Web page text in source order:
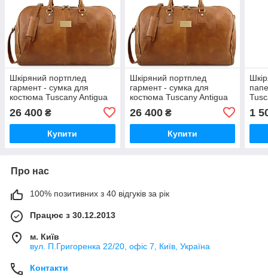
Шкіряний портплед
гармент - сумка для
костюма Tuscany Antigua
26 400 ₴
Купити
Шкіряний портплед
гармент - сумка для
костюма Tuscany Antigua
26 400₴
Купити
1
Про нас
100% позитивних з 40 відгуків за рік
Працює з 30.12.2013
м. Київ
вул. П.Григоренка 22/20, офіс 7, Київ, Україна
Контакти